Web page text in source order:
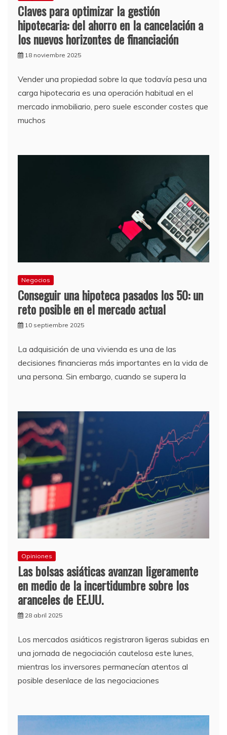
Claves para optimizar la gestión
hipotecaria: del ahorro en la cancelación a
los nuevos horizontes de financiación
18 noviembre 2025
Vender una propiedad sobre la que todavía pesa una
carga hipotecaria es una operación habitual en el
mercado inmobiliario, pero suele esconder costes que
muchos
Negocios
Conseguir una hipoteca pasados los 50: un
reto posible en el mercado actual
10 septiembre 2025
La adquisición de una vivienda es una de las
decisiones financieras más importantes en la vida de
una persona. Sin embargo, cuando se supera la
Opiniones
Las bolsas asiáticas avanzan ligeramente
en medio de la incertidumbre sobre los
aranceles de EE.UU.
28 abril 2025
Los mercados asiáticos registraron ligeras subidas en
una jornada de negociación cautelosa este lunes,
mientras los inversores permanecían atentos al
posible desenlace de las negociaciones